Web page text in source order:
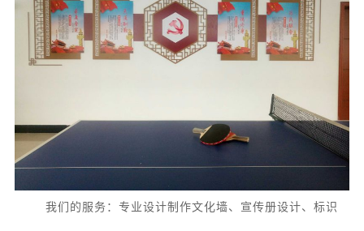
我们的服务：专业设计制作文化墙、宣传册设计、标识